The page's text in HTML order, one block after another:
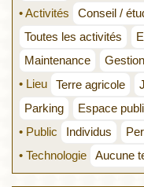
• Activités
Conseil /
Toutes les activités
Maintenance
Gestion
• Lieu
Terre agricole
Parking
Espace
• Public
Individus
• Technologie
Aucune